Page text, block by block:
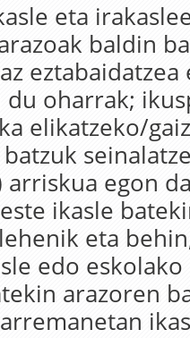
eta
baldin
eztabaidatzea
oharrak;
elikatzeko/
egon
ikasle
eta
edo
arazoren